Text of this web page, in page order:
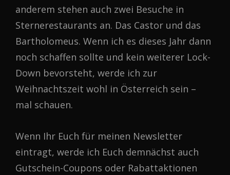
anderem stehen auch zwei Besuche in
Sternerestaurants an. Das Castor und das
Bartholomeus. Wenn ich es dieses Jahr dann
noch schaffen sollte und kein weiterer Lock-
Down bevorsteht, werde ich zur
Weihnachtszeit wohl in Österreich sein –
mal schauen.
Wenn Ihr Euch für meinen Newsletter
eintragt, werde ich Euch demnächst auch
Gutschein-Coupons oder Rabattaktionen